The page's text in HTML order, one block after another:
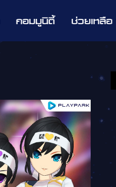
คอมมูนิตี้ ช่วยเหลือ